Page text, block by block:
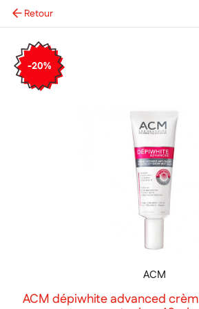
Retour
ACM
ACM dépiwhite advanced
-20%